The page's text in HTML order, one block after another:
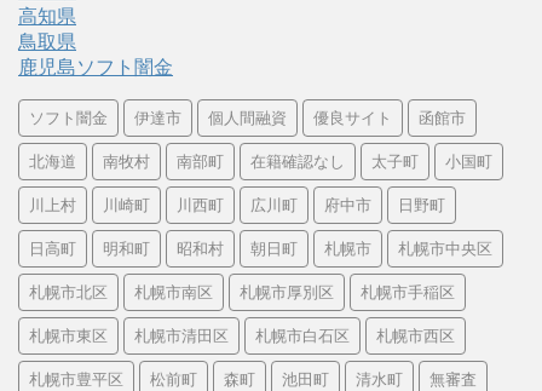
高知県
鳥取県
鹿児島ソフト闇金
ソフト闇金 伊達市 個人間融資 優良サイト 函館市
北海道 南牧村 南部町 在籍確認なし 太子町 小国町
川上村 川崎町 川西町 広川町 府中市 日野町
日高町 明和町 昭和村 朝日町 札幌市 札幌市中央区
札幌市北区 札幌市南区 札幌市厚別区 札幌市手稲区
札幌市東区 札幌市清田区 札幌市白石区 札幌市西区
札幌市豊平区 松前町 森町 池田町 清水町 無審査